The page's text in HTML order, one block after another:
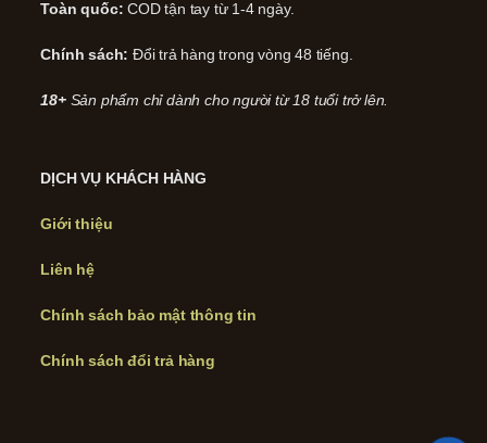
Toàn quốc: COD tận tay từ 1-4 ngày.
Chính sách: Đổi trả hàng trong vòng 48 tiếng.
18+ Sản phẩm chỉ dành cho người từ 18 tuổi trở lên.
DỊCH VỤ KHÁCH HÀNG
Giới thiệu
Liên hệ
Chính sách bảo mật thông tin
Chính sách đổi trả hàng